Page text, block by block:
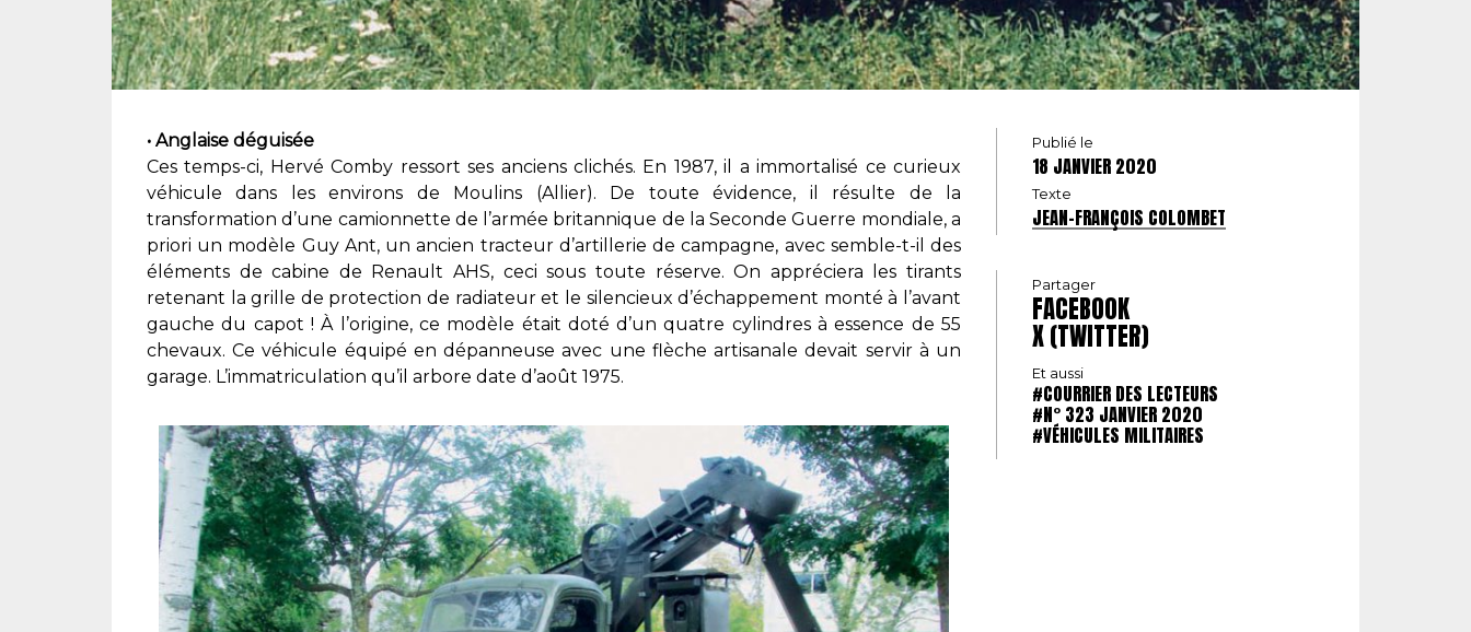
• Anglaise déguisée
Ces temps-ci, Hervé Comby ressort ses anciens clichés. En 1987, il a immortalisé ce curieux
véhicule dans les environs de Moulins (Allier). De toute évidence, il résulte de la
transformation d’une camionnette de l’armée britannique de la Seconde Guerre mondiale, a
priori un modèle Guy Ant, un ancien tracteur d’artillerie de campagne, avec semble-t-il des
éléments de cabine de Renault AHS, ceci sous toute réserve. On appréciera les tirants
retenant la grille de protection de radiateur et le silencieux d’échappement monté à l’avant
gauche du capot ! À l’origine, ce modèle était doté d’un quatre cylindres à essence de 55
chevaux. Ce véhicule équipé en dépanneuse avec une flèche artisanale devait servir à un
garage. L’immatriculation qu’il arbore date d’août 1975.
Publié le
18 JANVIER 2020
Texte
JEAN-FRANÇOIS COLOMBET
Partager
FACEBOOK
X (TWITTER)
Et aussi
#COURRIER DES LECTEURS
#N° 323 JANVIER 2020
#VÉHICULES MILITAIRES